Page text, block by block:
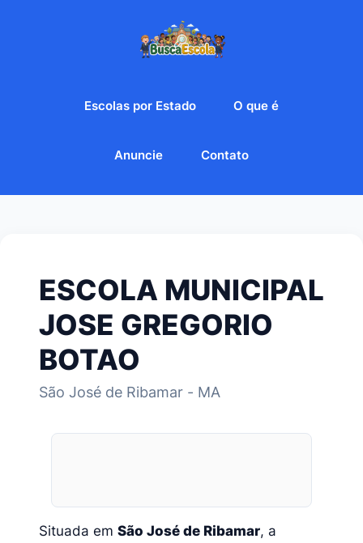
Escolas por Estado O que é
Anuncie Contato
ESCOLA MUNICIPAL
JOSE GREGORIO
BOTAO
São José de Ribamar - MA
Situada em São José de Ribamar, a